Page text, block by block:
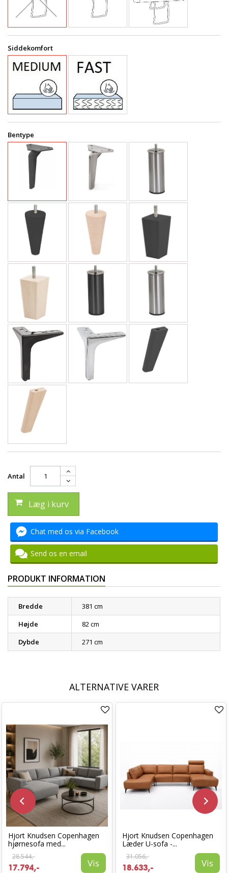
Siddekomfort
Bentype
Antal
Læg i kurv
Chat med os via Facebook
Send os en email
PRODUKT INFORMATION
Bredde
381 cm
Højde
82 cm
Dybde
271 cm
ALTERNATIVE VARER
Hjort Knudsen Copenhagen
hjørnesofa med...
28.544,-
17.794,- Vis
Hjort Knudsen Copenhagen
Læder U-sofa -...
31.056,-
18.633,- Vis